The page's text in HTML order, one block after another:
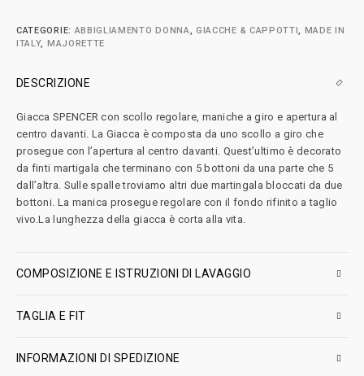
CATEGORIE: ABBIGLIAMENTO DONNA, GIACCHE & CAPPOTTI,
MADE IN
ITALY, MAJORETTE
DESCRIZIONE
Giacca SPENCER con scollo regolare, maniche a giro e apertura al
centro davanti. La Giacca è composta da uno scollo a giro che
prosegue con l’apertura al centro davanti. Quest’ultimo è decorato
da finti martigala che terminano con 5 bottoni da una parte che 5
dall’altra. Sulle spalle troviamo altri due martingala bloccati da due
bottoni. La manica prosegue regolare con il fondo rifinito a taglio
vivo.La lunghezza della giacca è corta alla vita.
COMPOSIZIONE E ISTRUZIONI DI LAVAGGIO
TAGLIA E FIT
INFORMAZIONI DI SPEDIZIONE